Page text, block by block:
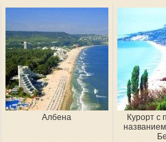
Албена
Курорт с